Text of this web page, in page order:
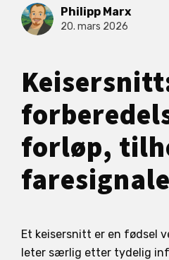
Philipp Marx
20. mars 2026
forløp,
Et keisersnitt er en fødsel
leter særlig etter tydelig